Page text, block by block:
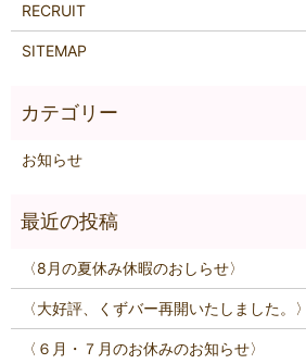
RECRUIT
SITEMAP
お知らせ
〈8月の夏休み休暇のおしらせ〉
〈大好評、くずバー再開いたしました。〉
〈６月・７月のお休みのお知らせ〉